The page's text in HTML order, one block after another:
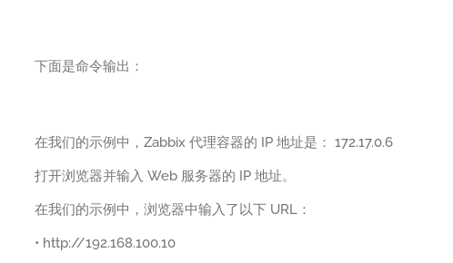
下面是命令输出：
在我们的示例中，Zabbix 代理容器的 IP 地址是： 172.17.0.6
打开浏览器并输入 Web 服务器的 IP 地址。
在我们的示例中，浏览器中输入了以下 URL：
• http://192.168.100.10